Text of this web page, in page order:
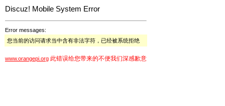
Discuz! Mobile System Error
Error messages:
您当前的访问请求当中含有非法字符，已经被系统拒绝
www.orangepi.org 此错误给您带来的不便我们深感歉意